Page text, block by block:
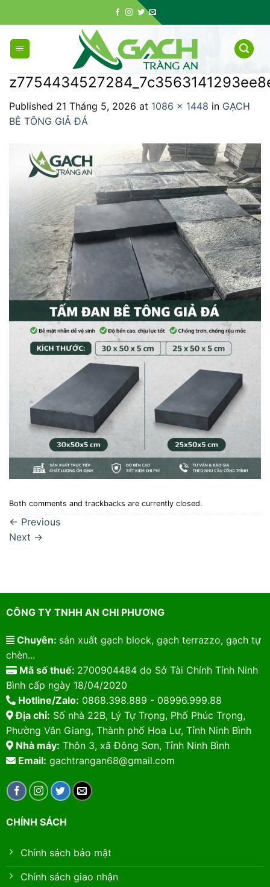
to
content
Published 21 Tháng 5, 2026 at 1086 × 1448 in GẠCH
BÊ TÔNG GIẢ ĐÁ
Both comments and trackbacks are currently closed.
← Previous
Next →
CÔNG TY TNHH AN CHI PHƯƠNG
Chuyên: sản xuất gạch block, gạch terrazzo, gạch tự
chèn...
Mã số thuế: 2700904484 do Sở Tài Chính Tỉnh Ninh
Bình cấp ngày 18/04/2020
Hotline/Zalo: 0868.398.889 - 08996.999.88
Địa chỉ: Số nhà 22B, Lý Tự Trọng, Phố Phúc Trọng,
Phường Vân Giang, Thành phố Hoa Lư, Tỉnh Ninh Bình
Nhà máy: Thôn 3, xã Đông Sơn, Tỉnh Ninh Bình
Email: gachtrangan68@gmail.com
CHÍNH SÁCH
Chính sách bảo mật
Chính sách giao nhận